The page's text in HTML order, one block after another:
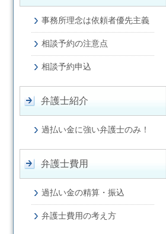
事務所理念は依頼者優先主義
相談予約の注意点
相談予約申込
弁護士紹介
過払い金に強い弁護士のみ！
弁護士費用
過払い金の精算・振込
弁護士費用の考え方